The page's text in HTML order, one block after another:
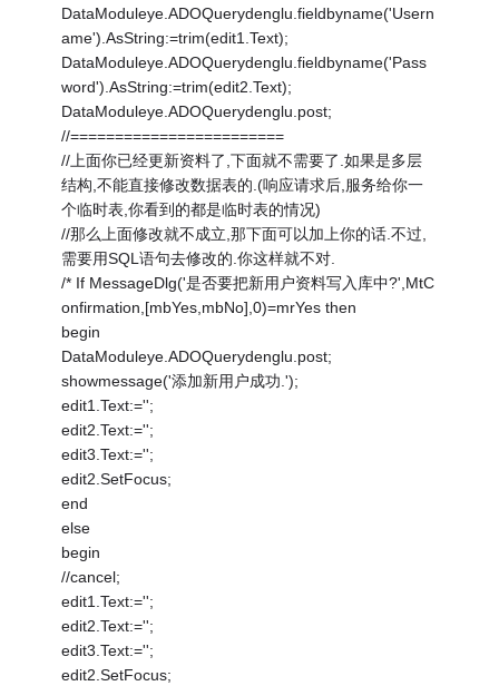
DataModuleye.ADOQuerydenglu.fieldbyname('Usern
ame').AsString:=trim(edit1.Text);
DataModuleye.ADOQuerydenglu.fieldbyname('Pass
word').AsString:=trim(edit2.Text);
DataModuleye.ADOQuerydenglu.post;
//========================
//上面你已经更新资料了,下面就不需要了.如果是多层
结构,不能直接修改数据表的.(响应请求后,服务给你一
个临时表,你看到的都是临时表的情况)
//那么上面修改就不成立,那下面可以加上你的话.不过,
需要用SQL语句去修改的.你这样就不对.
/* If MessageDlg('是否要把新用户资料写入库中?',MtC
onfirmation,[mbYes,mbNo],0)=mrYes then
begin
DataModuleye.ADOQuerydenglu.post;
showmessage('添加新用户成功.');
edit1.Text:='';
edit2.Text:='';
edit3.Text:='';
edit2.SetFocus;
end
else
begin
//cancel;
edit1.Text:='';
edit2.Text:='';
edit3.Text:='';
edit2.SetFocus;